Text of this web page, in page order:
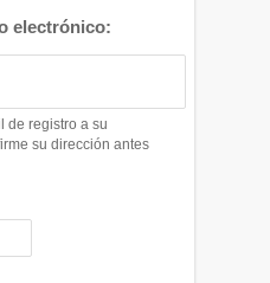
electrónico:
de registro a su
su dirección antes